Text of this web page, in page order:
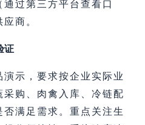
过第三方平台查看口
商。
证
示，要求按企业实际业
购、肉禽入库、冷链配
满足需求。重点关注生